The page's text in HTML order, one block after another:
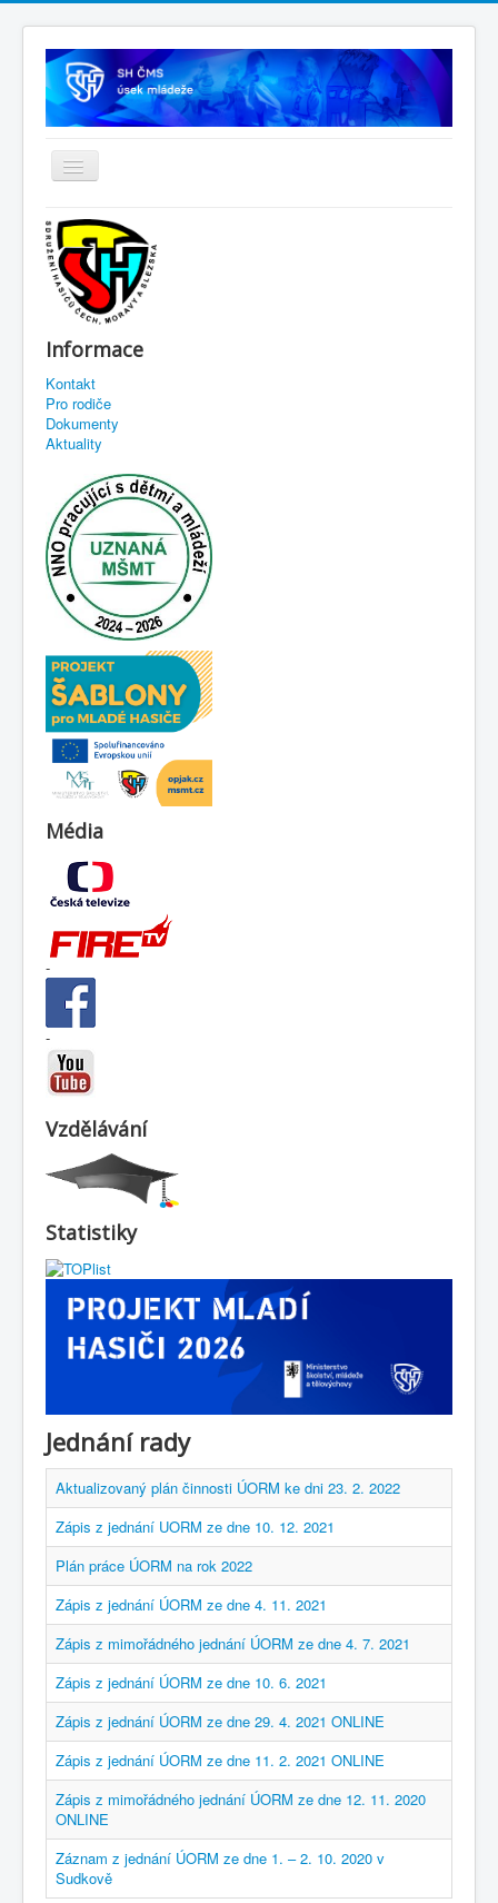
Informace
Kontakt
Pro rodiče
Dokumenty
Aktuality
Média
-
-
Vzdělávání
Statistiky
Jednání rady
Aktualizovaný plán činnosti ÚORM ke dni 23. 2. 2022
Zápis z jednání UORM ze dne 10. 12. 2021
Plán práce ÚORM na rok 2022
Zápis z jednání ÚORM ze dne 4. 11. 2021
Zápis z mimořádného jednání ÚORM ze dne 4. 7. 2021
Zápis z jednání ÚORM ze dne 10. 6. 2021
Zápis z jednání ÚORM ze dne 29. 4. 2021 ONLINE
Zápis z jednání ÚORM ze dne 11. 2. 2021 ONLINE
Zápis z mimořádného jednání ÚORM ze dne 12. 11. 2020
ONLINE
Záznam z jednání ÚORM ze dne 1. – 2. 10. 2020 v
Sudkově